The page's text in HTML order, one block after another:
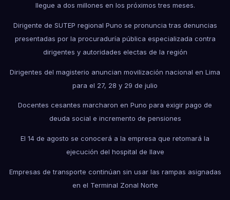
llegue a dos millones en los próximos tres meses.
Dirigente de SUTEP regional Puno se pronuncia tras denuncias
presentadas por la procuraduría pública especializada contra
dirigentes y autoridades electas de la región
Dirigentes del magisterio anuncian movilización nacional en Lima
para el 27, 28 y 29 de julio
Docentes cesantes marcharon en Puno para exigir pago de
deuda social e incremento de pensiones
El 14 de agosto se conocerá a la empresa que retomará la
ejecución del hospital de Ilave
Empresas de transporte continúan sin usar las rampas asignadas
en el Terminal Zonal Norte